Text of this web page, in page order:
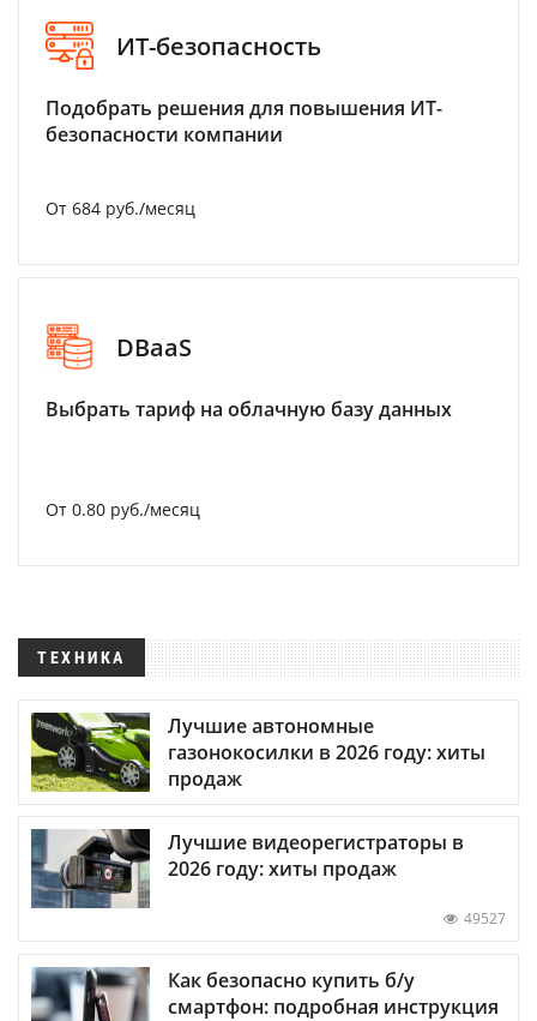
ИТ-безопасность
Подобрать решения для повышения ИТ-
безопасности компании
От 684 руб./месяц
DBaaS
Выбрать тариф на облачную базу данных
От 0.80 руб./месяц
ТЕХНИКА
Лучшие автономные
газонокосилки в 2026 году: хиты
продаж
Лучшие видеорегистраторы в
2026 году: хиты продаж
49527
Как безопасно купить б/у
смартфон: подробная инструкция